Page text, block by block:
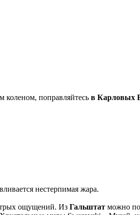
коленом, поправляйтесь в Карловых
нестерпимая жара.
ощущений. Из Гальштат можно